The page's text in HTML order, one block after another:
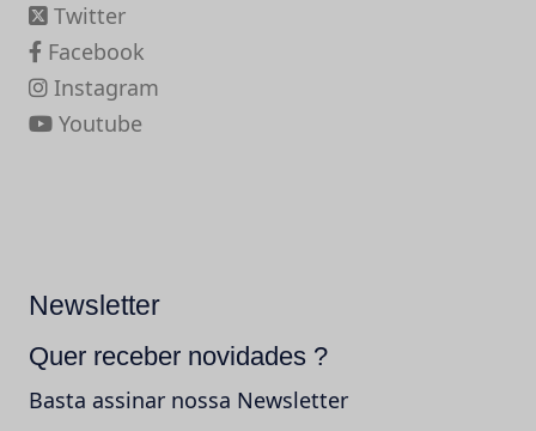
Twitter
Facebook
Instagram
Youtube
Newsletter
Quer receber novidades ?
Basta assinar nossa Newsletter